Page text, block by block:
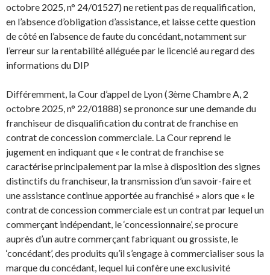
octobre 2025, n° 24/01527) ne retient pas de requalification,
en l’absence d’obligation d’assistance, et laisse cette question
de côté en l’absence de faute du concédant, notamment sur
l’erreur sur la rentabilité alléguée par le licencié au regard des
informations du DIP
Différemment, la Cour d’appel de Lyon (3ème Chambre A, 2
octobre 2025, n° 22/01888) se prononce sur une demande du
franchiseur de disqualification du contrat de franchise en
contrat de concession commerciale. La Cour reprend le
jugement en indiquant que « le contrat de franchise se
caractérise principalement par la mise à disposition des signes
distinctifs du franchiseur, la transmission d’un savoir-faire et
une assistance continue apportée au franchisé » alors que « le
contrat de concession commerciale est un contrat par lequel un
commerçant indépendant, le ‘concessionnaire’, se procure
auprès d’un autre commerçant fabriquant ou grossiste, le
‘concédant’, des produits qu’il s’engage à commercialiser sous la
marque du concédant, lequel lui confère une exclusivité